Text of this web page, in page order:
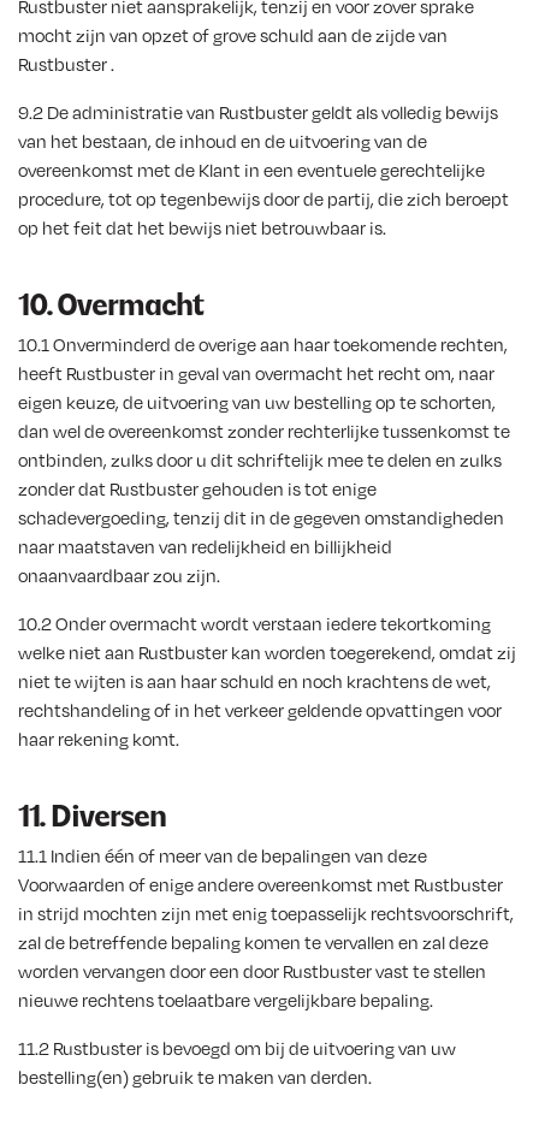
Rustbuster niet aansprakelijk, tenzij en voor zover sprake
mocht zijn van opzet of grove schuld aan de zijde van
Rustbuster .
9.2 De administratie van Rustbuster geldt als volledig bewijs
van het bestaan, de inhoud en de uitvoering van de
overeenkomst met de Klant in een eventuele gerechtelijke
procedure, tot op tegenbewijs door de partij, die zich beroept
op het feit dat het bewijs niet betrouwbaar is.
10. Overmacht
10.1 Onverminderd de overige aan haar toekomende rechten,
heeft Rustbuster in geval van overmacht het recht om, naar
eigen keuze, de uitvoering van uw bestelling op te schorten,
dan wel de overeenkomst zonder rechterlijke tussenkomst te
ontbinden, zulks door u dit schriftelijk mee te delen en zulks
zonder dat Rustbuster gehouden is tot enige
schadevergoeding, tenzij dit in de gegeven omstandigheden
naar maatstaven van redelijkheid en billijkheid
onaanvaardbaar zou zijn.
10.2 Onder overmacht wordt verstaan iedere tekortkoming
welke niet aan Rustbuster kan worden toegerekend, omdat zij
niet te wijten is aan haar schuld en noch krachtens de wet,
rechtshandeling of in het verkeer geldende opvattingen voor
haar rekening komt.
11. Diversen
11.1 Indien één of meer van de bepalingen van deze
Voorwaarden of enige andere overeenkomst met Rustbuster
in strijd mochten zijn met enig toepasselijk rechtsvoorschrift,
zal de betreffende bepaling komen te vervallen en zal deze
worden vervangen door een door Rustbuster vast te stellen
nieuwe rechtens toelaatbare vergelijkbare bepaling.
11.2 Rustbuster is bevoegd om bij de uitvoering van uw
bestelling(en) gebruik te maken van derden.